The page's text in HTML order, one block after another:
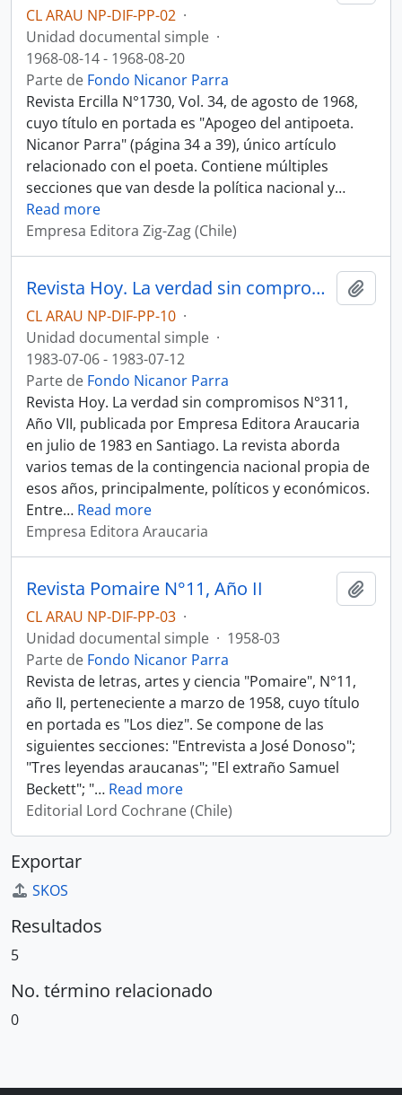
CL ARAU NP-DIF-PP-02 ·
Unidad documental simple ·
1968-08-14 - 1968-08-20
Parte de Fondo Nicanor Parra
Revista Ercilla N°1730, Vol. 34, de agosto de 1968,
cuyo título en portada es "Apogeo del antipoeta.
Nicanor Parra" (página 34 a 39), único artículo
relacionado con el poeta. Contiene múltiples
secciones que van desde la política nacional y…
Read more
Empresa Editora Zig-Zag (Chile)
Revista Hoy. La verdad sin compromisos N°311, Año VII
CL ARAU NP-DIF-PP-10 ·
Unidad documental simple ·
1983-07-06 - 1983-07-12
Parte de Fondo Nicanor Parra
Revista Hoy. La verdad sin compromisos N°311,
Año VII, publicada por Empresa Editora Araucaria
en julio de 1983 en Santiago. La revista aborda
varios temas de la contingencia nacional propia de
esos años, principalmente, políticos y económicos.
Entre… Read more
Empresa Editora Araucaria
Revista Pomaire N°11, Año II
CL ARAU NP-DIF-PP-03 ·
Unidad documental simple · 1958-03
Parte de Fondo Nicanor Parra
Revista de letras, artes y ciencia "Pomaire", N°11,
año II, perteneciente a marzo de 1958, cuyo título
en portada es "Los diez". Se compone de las
siguientes secciones: "Entrevista a José Donoso";
"Tres leyendas araucanas"; "El extraño Samuel
Beckett"; "… Read more
Editorial Lord Cochrane (Chile)
Exportar
SKOS
Resultados
5
No. término relacionado
0